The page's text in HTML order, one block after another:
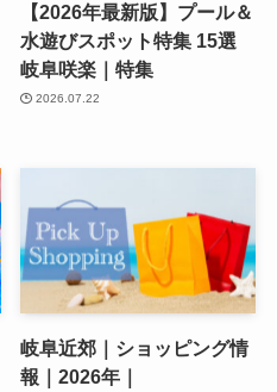
【2026年最新版】プール＆
水遊びスポット特集 15選
岐阜咲楽｜特集
2026.07.22
岐阜近郊｜ショッピング情
報｜2026年｜